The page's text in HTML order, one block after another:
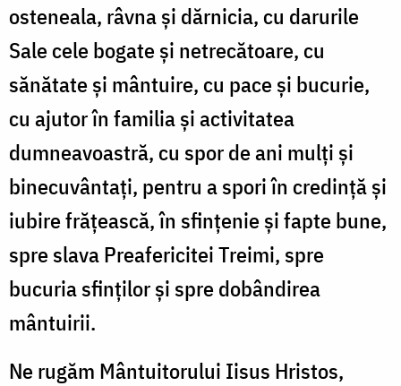
osteneala, râvna și dărnicia, cu darurile
Sale cele bogate și netrecătoare, cu
sănătate și mântuire, cu pace și bucurie,
cu ajutor în familia și activitatea
dumneavoastră, cu spor de ani mulți și
binecuvântați, pentru a spori în credință și
iubire frățească, în sfințenie și fapte bune,
spre slava Preafericitei Treimi, spre
bucuria sfinților și spre dobândirea
mântuirii.
Ne rugăm Mântuitorului Iisus Hristos,